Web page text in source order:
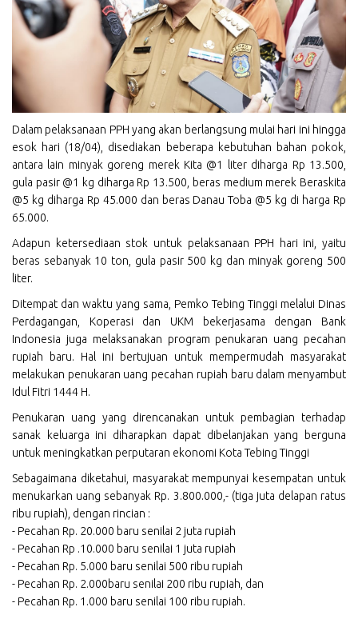
Dalam pelaksanaan PPH yang akan berlangsung mulai hari ini hingga
esok hari (18/04), disediakan beberapa kebutuhan bahan pokok,
antara lain minyak goreng merek Kita @1 liter diharga Rp 13.500,
gula pasir @1 kg diharga Rp 13.500, beras medium merek Beraskita
@5 kg diharga Rp 45.000 dan beras Danau Toba @5 kg di harga Rp
65.000.
Adapun ketersediaan stok untuk pelaksanaan PPH hari ini, yaitu
beras sebanyak 10 ton, gula pasir 500 kg dan minyak goreng 500
liter.
Ditempat dan waktu yang sama, Pemko Tebing Tinggi melalui Dinas
Perdagangan, Koperasi dan UKM bekerjasama dengan Bank
Indonesia juga melaksanakan program penukaran uang pecahan
rupiah baru. Hal ini bertujuan untuk mempermudah masyarakat
melakukan penukaran uang pecahan rupiah baru dalam menyambut
Idul Fitri 1444 H.
Penukaran uang yang direncanakan untuk pembagian terhadap
sanak keluarga ini diharapkan dapat dibelanjakan yang berguna
untuk meningkatkan perputaran ekonomi Kota Tebing Tinggi
Sebagaimana diketahui, masyarakat mempunyai kesempatan untuk
menukarkan uang sebanyak Rp. 3.800.000,- (tiga juta delapan ratus
ribu rupiah), dengan rincian :
- Pecahan Rp. 20.000 baru senilai 2 juta rupiah
- Pecahan Rp .10.000 baru senilai 1 juta rupiah
- Pecahan Rp. 5.000 baru senilai 500 ribu rupiah
- Pecahan Rp. 2.000baru senilai 200 ribu rupiah, dan
- Pecahan Rp. 1.000 baru senilai 100 ribu rupiah.